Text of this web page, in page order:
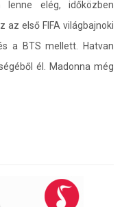
elég, időközben
az első FIFA világbajnoki
a BTS mellett. Hatvan
él. Madonna még